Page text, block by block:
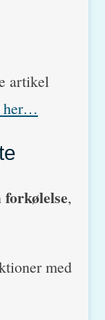
artikel
her…
forkølelse,
med